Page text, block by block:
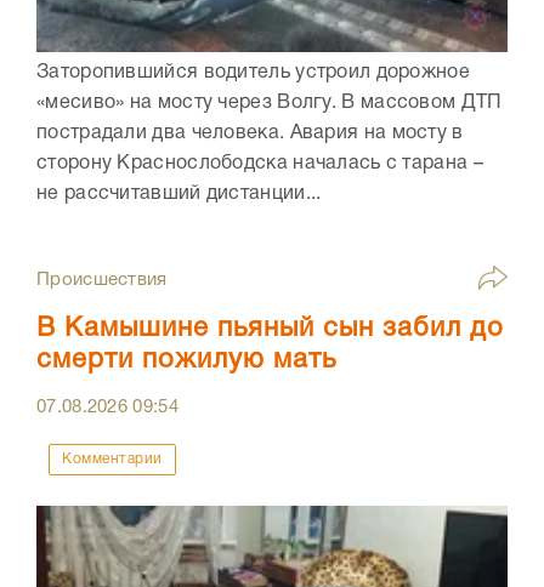
Заторопившийся водитель устроил дорожное
«месиво» на мосту через Волгу. В массовом ДТП
пострадали два человека. Авария на мосту в
сторону Краснослободска началась с тарана –
не рассчитавший дистанции...
Происшествия
В Камышине пьяный сын забил до
смерти пожилую мать
07.08.202609:54
Комментарии